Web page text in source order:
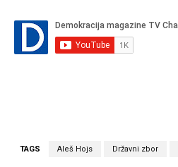
TAGS Aleš Hojs Državni zbor